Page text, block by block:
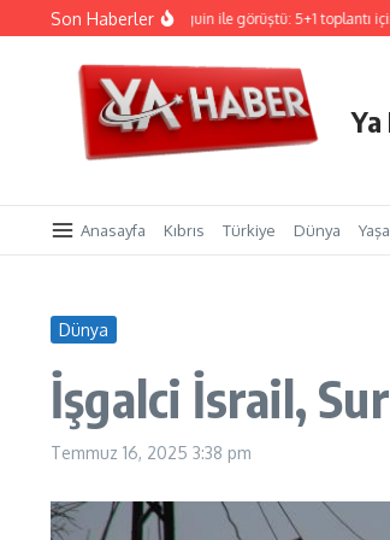
İçeriğe atlaSon Haberler
Hristodulidis, Holguin ile görüştü: 5+1 toplantı için ön
Ya
Anasayfa Kıbrıs Türkiye Dünya
Dünya
İşgalci İsrail,
Temmuz 16, 2025 3:38 pm